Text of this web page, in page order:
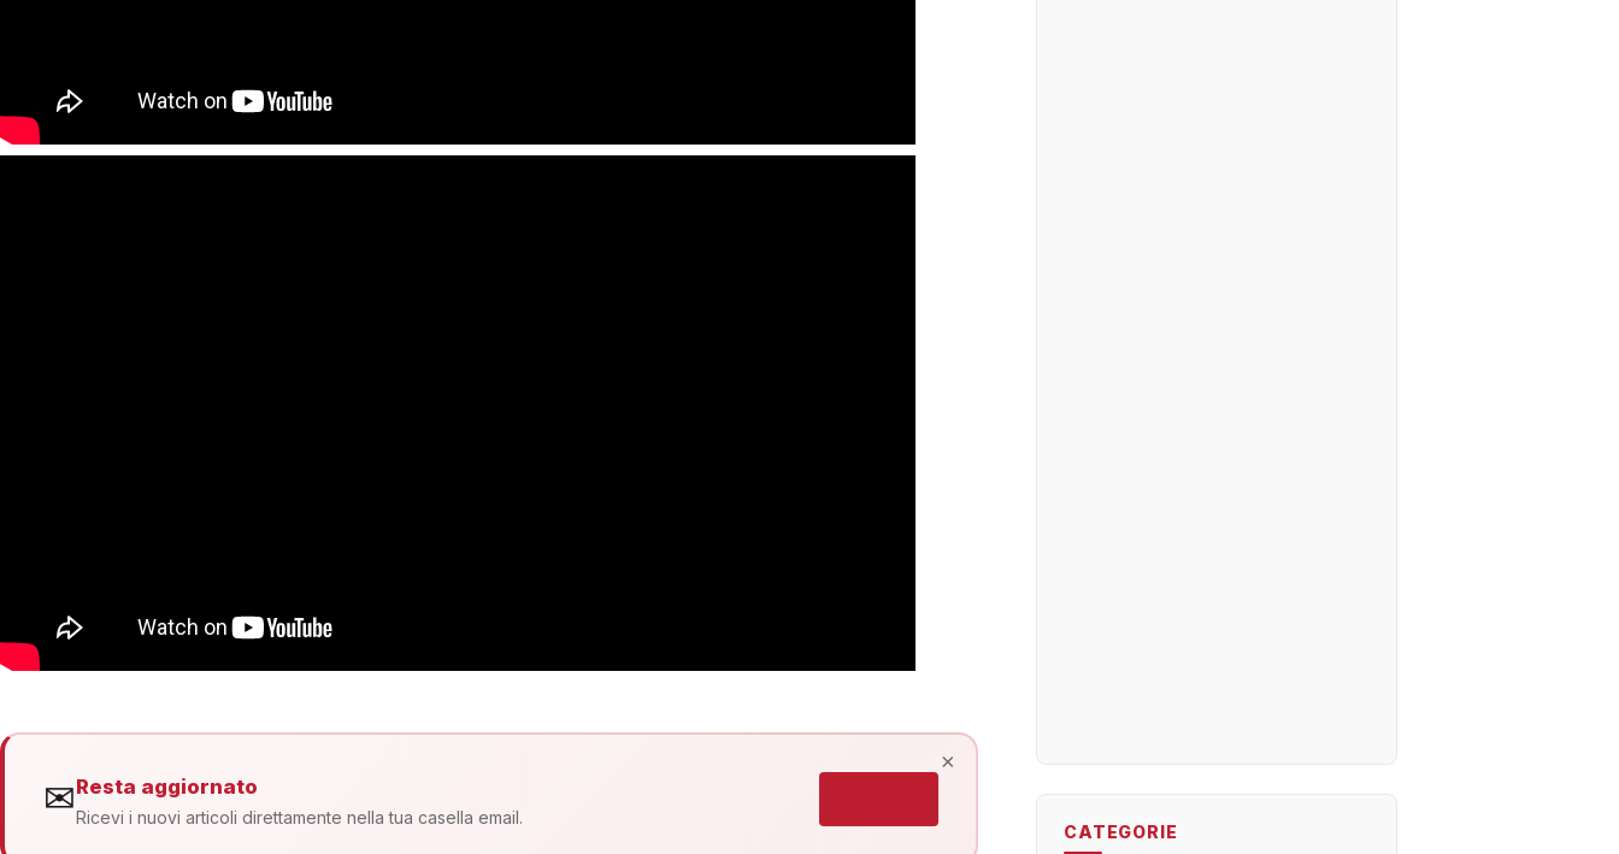
✉Resta aggiornato
Ricevi i nuovi articoli direttamente nella tua casella email.
×
CATEGORIE